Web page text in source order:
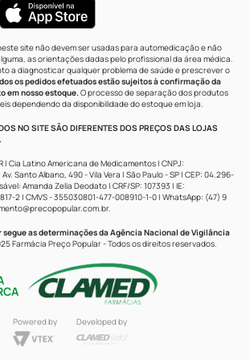
site não devem ser usadas para automedicação e não
as orientações dadas pelo profissional da área médica.
a diagnosticar qualquer problema de saúde e prescrever o
os pedidos efetuados estão sujeitos à confirmação da
em nosso estoque.O processo de separação dos produtos
dependendo da disponibilidade do estoque em loja.
NO SITE SÃO DIFERENTES DOS PREÇOS DAS LOJAS
| Cia Latino Americana de Medicamentos | CNPJ:
Santo Albano, 490 - Vila Vera | São Paulo - SP | CEP: 04.296-
Amanda Zelia Deodato | CRF/SP: 107393 | IE:
2 | CMVS - 355030801-477-008910-1-0 | WhatsApp: (47) 9
.
segue as determinações da Agência Nacional de Vigilância
Farmácia Preço Popular - Todos os direitos reservados.
Powered by Developed by